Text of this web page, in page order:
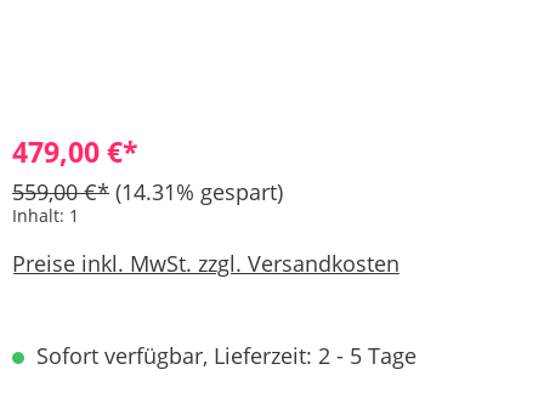
479,00 €*
559,00 €* (14.31% gespart)
Inhalt: 1
Preise inkl. MwSt. zzgl. Versandkosten
Sofort verfügbar, Lieferzeit: 2 - 5 Tage